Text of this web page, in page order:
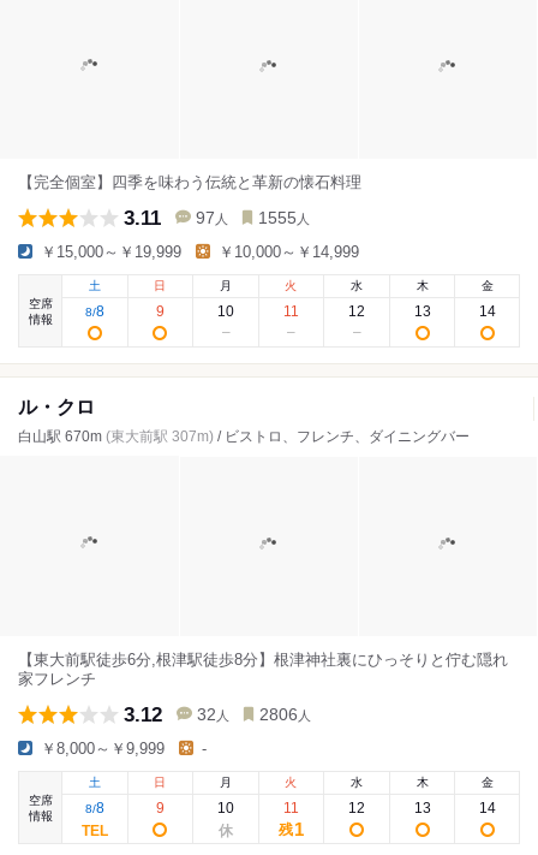
【完全個室】四季を味わう伝統と革新の懐石料理
3.11 97 人 1555 人
￥15,000～￥19,999 ￥10,000～￥14,999
空席
情報
土
8/8
日
9
月
10
火
11
水
12
木
13
金
14
ル・クロ
白山駅 670m (東大前駅 307m) / ビストロ、フレンチ、ダイニングバー
【東大前駅徒歩6分,根津駅徒歩8分】根津神社裏にひっそりと佇む隠れ
家フレンチ
3.12 32 人 2806 人
￥8,000～￥9,999 -
空席
情報
土
8/8
日
9
月
10
火
11
残1
水
12
木
13
金
14